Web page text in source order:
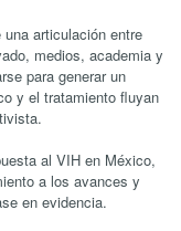
articulación entre
medios, academia y
para generar un
y el tratamiento fluyan
al VIH en México,
a los avances y
en evidencia.